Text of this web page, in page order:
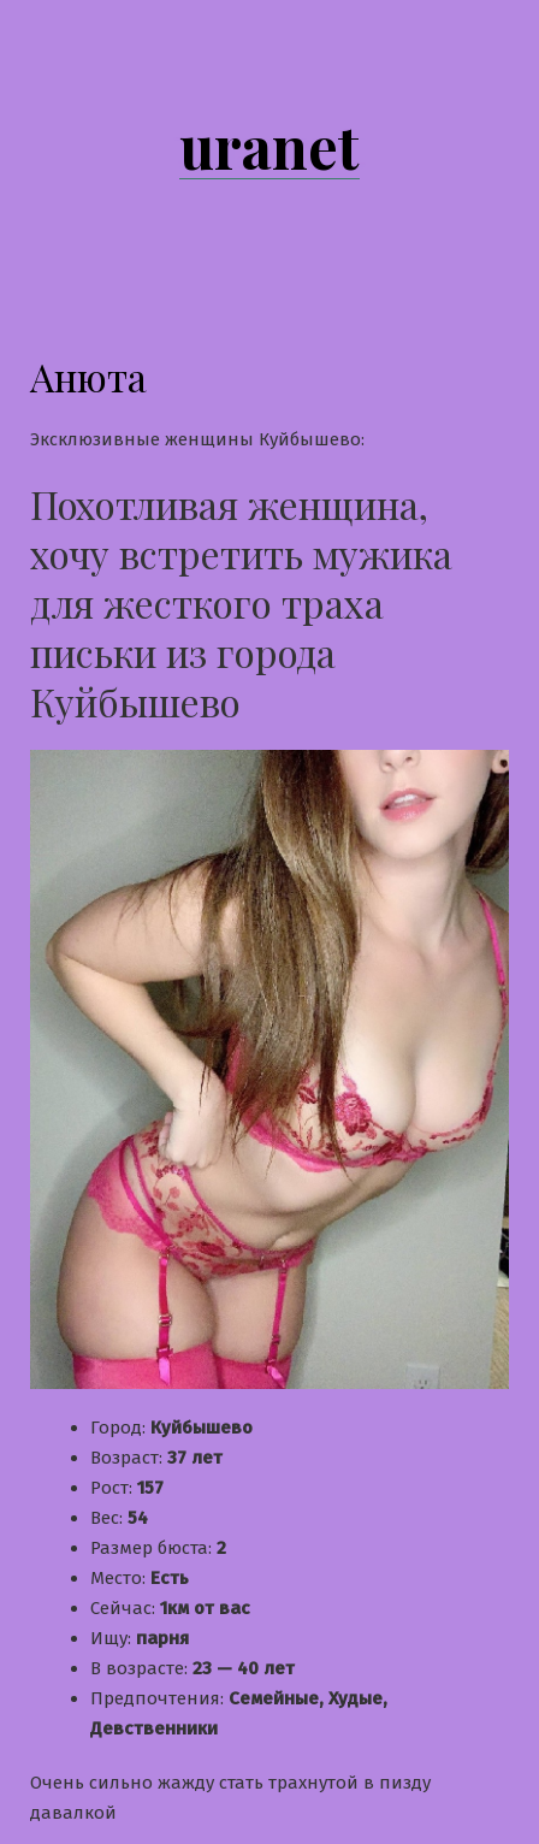
uranet
Анюта
Эксклюзивные женщины Куйбышево:
Похотливая женщина,
хочу встретить мужика
для жесткого траха
письки из города
Куйбышево
Город: Куйбышево
Возраст: 37 лет
Рост: 157
Вес: 54
Размер бюста: 2
Место: Есть
Сейчас: 1км от вас
Ищу: парня
В возрасте: 23 — 40 лет
Предпочтения: Семейные, Худые,
Девственники
Очень сильно жажду стать трахнутой в пизду
давалкой